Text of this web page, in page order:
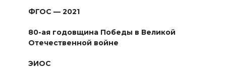
ФГОС — 2021
80-ая годовщина Победы в Великой
Отечественной войне
ЭИОС